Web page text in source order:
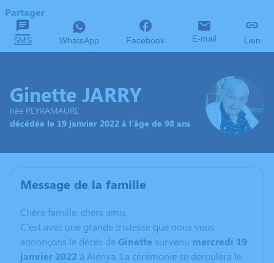
Partager
SMS WhatsApp Facebook E-mail Lien
Ginette JARRY
née PEYRAMAURE
décédée le 19 janvier 2022 à l'âge de 98 ans
Message de la famille
Chère famille, chers amis,
C'est avec une grande tristesse que nous vous
annonçons le décès de Ginette survenu mercredi 19
janvier 2022 à Alénya. La cérémonie se déroulera le